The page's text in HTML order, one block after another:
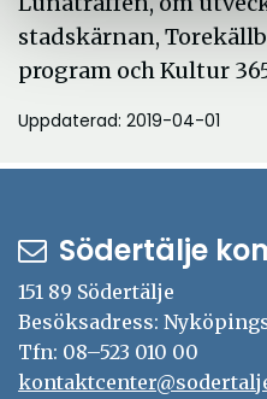
stadskärnan,
program och Kultur
Uppdaterad: 2019-04-01
Södertälje
151 89 Södertälje
Besöksadress:
Tfn: 08–523 010 00